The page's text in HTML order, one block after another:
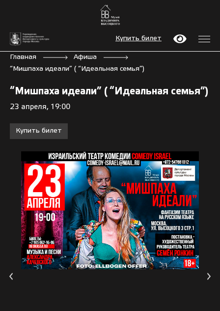
Купить билет
Главная
Афиша
“Мишпаха идеали” ( “Идеальная семья”)
“Мишпаха идеали” ( “Идеальная семья”)
23 апреля, 19:00
Купить билет